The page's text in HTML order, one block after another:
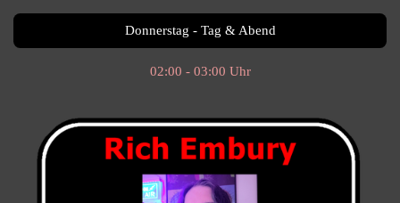
Donnerstag - Tag & Abend
02:00 - 03:00 Uhr